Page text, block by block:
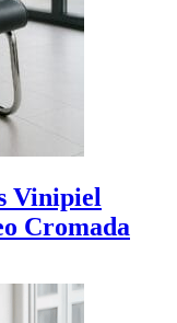
Vinipiel
Cromada